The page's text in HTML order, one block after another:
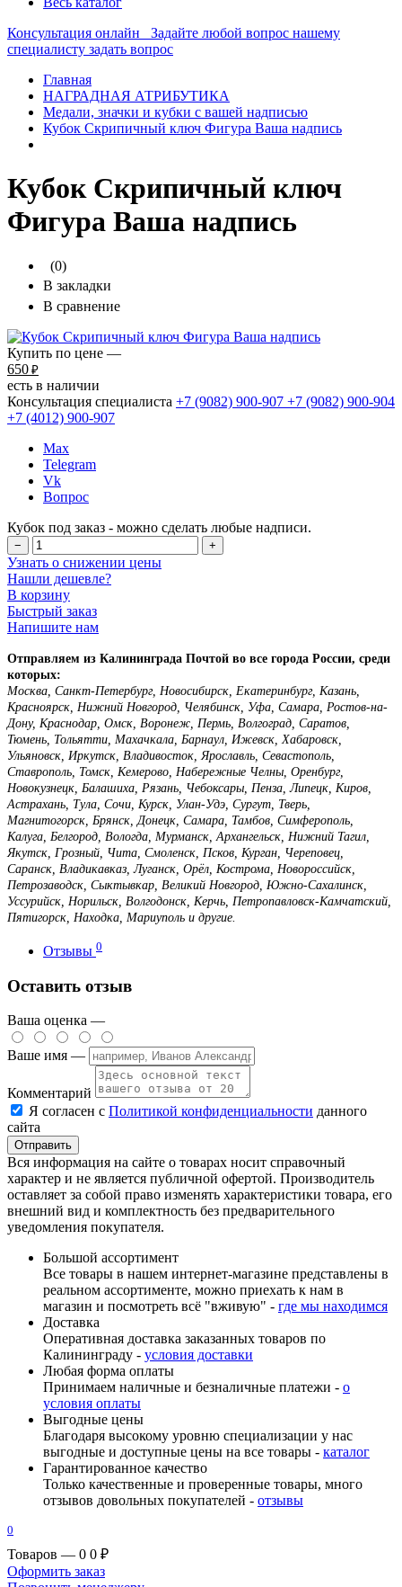
Консультация онлайн
Задайте любой вопрос нашему
специалисту задать вопрос
Главная
НАГРАДНАЯ АТРИБУТИКА
Медали, значки и кубки с вашей надписью
Кубок Скрипичный ключ Фигура Ваша надпись
Кубок Скрипичный ключ
Фигура Ваша надпись
(0)
В закладки
В сравнение
Купить по цене —
650 ₽
есть в наличии
Консультация специалиста +7 (9082) 900-907 +7 (9082) 900-904
+7 (4012) 900-907
Max
Telegram
Vk
Вопрос
Кубок под заказ - можно сделать любые надписи.
− +
Узнать о снижении цены
Нашли дешевле?
В корзину
Быстрый заказ
Напишите нам
Отправляем из Калининграда Почтой во все города России, среди
которых:
Москва, Санкт-Петербург, Новосибирск, Екатеринбург, Казань,
Красноярск, Нижний Новгород, Челябинск, Уфа, Самара, Ростов-на-
Дону, Краснодар, Омск, Воронеж, Пермь, Волгоград, Саратов,
Тюмень, Тольятти, Махачкала, Барнаул, Ижевск, Хабаровск,
Ульяновск, Иркутск, Владивосток, Ярославль, Севастополь,
Ставрополь, Томск, Кемерово, Набережные Челны, Оренбург,
Новокузнецк, Балашиха, Рязань, Чебоксары, Пенза, Липецк, Киров,
Астрахань, Тула, Сочи, Курск, Улан-Удэ, Сургут, Тверь,
Магнитогорск, Брянск, Донецк, Самара, Тамбов, Симферополь,
Калуга, Белгород, Вологда, Мурманск, Архангельск, Нижний Тагил,
Якутск, Грозный, Чита, Смоленск, Псков, Курган, Череповец,
Саранск, Владикавказ, Луганск, Орёл, Кострома, Новороссийск,
Петрозаводск, Сыктывкар, Великий Новгород, Южно-Сахалинск,
Уссурийск, Норильск, Волгодонск, Керчь, Петропавловск-Камчатский,
Пятигорск, Находка, Мариуполь и другие.
Отзывы 0
Оставить отзыв
Ваша оценка —
Ваше имя —
Комментарий
Я согласен с Политикой конфиденциальности данного
сайта
Вся информация на сайте о товарах носит справочный
характер и не является публичной офертой. Производитель
оставляет за собой право изменять характеристики товара, его
внешний вид и комплектность без предварительного
уведомления покупателя.
Большой ассортимент
Все товары в нашем интернет-магазине представлены в
реальном ассортименте, можно приехать к нам в
магазин и посмотреть всё "вживую" - где мы находимся
Доставка
Оперативная доставка заказанных товаров по
Калининграду - условия доставки
Любая форма оплаты
Принимаем наличные и безналичные платежи - о
условия оплаты
Выгодные цены
Благодаря высокому уровню специализации у нас
выгодные и доступные цены на все товары - каталог
Гарантированное качество
Только качественные и проверенные товары, много
отзывов довольных покупателей - отзывы
0
Товаров — 0 0 ₽
Оформить заказ